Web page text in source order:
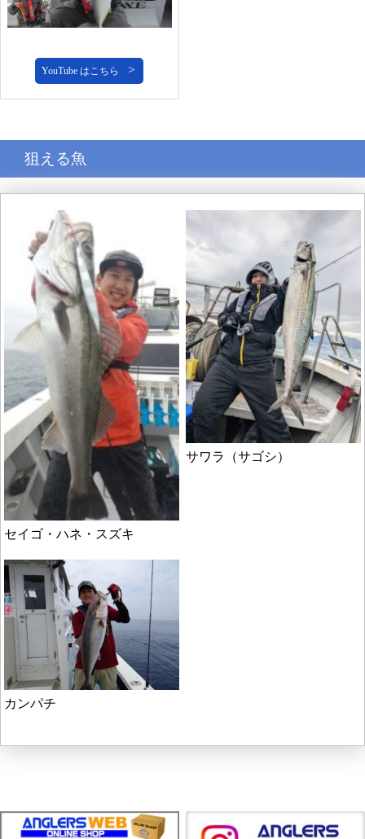
YouTube はこちら
狙える魚
セイゴ・ハネ・スズキ
サワラ（サゴシ）
カンパチ